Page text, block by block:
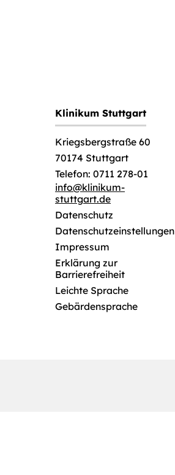
Klinikum Stuttgart
Kriegsbergstraße 60
70174 Stuttgart
Telefon: 0711 278-01
info@klinikum-
stuttgart.de
Datenschutz
Datenschutzeinstellungen
Impressum
Erklärung zur
Barrierefreiheit
Leichte Sprache
Gebärdensprache